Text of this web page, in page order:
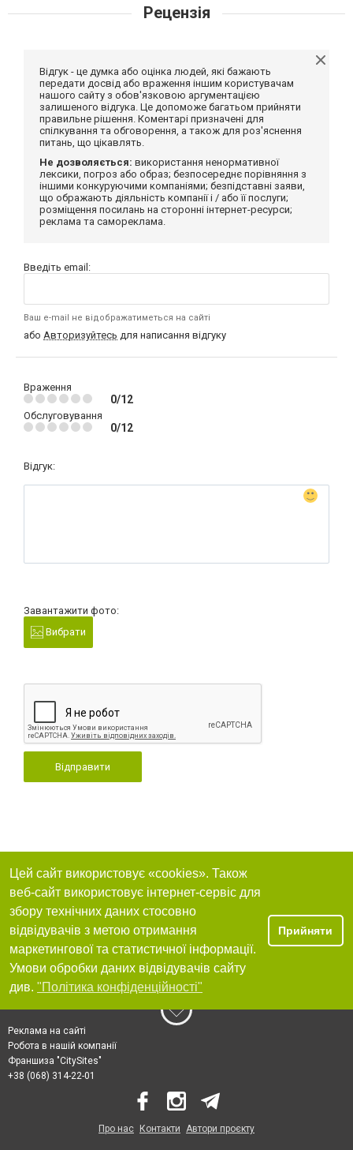
Рецензія
Відгук - це думка або оцінка людей, які бажають
передати досвід або враження іншим користувачам
нашого сайту з обов'язковою аргументацією
залишеного відгука. Це допоможе багатьом прийняти
правильне рішення. Коментарі призначені для
спілкування та обговорення, а також для роз'яснення
питань, що цікавлять.
Не дозволяється: використання ненормативної
лексики, погроз або образ; безпосереднє порівняння з
іншими конкуруючими компаніями; безпідставні заяви,
що ображають діяльність компанії і / або її послуги;
розміщення посилань на сторонні інтернет-ресурси;
реклама та самореклама.
Введіть email:
Ваш e-mail не відображатиметься на сайті
або Авторизуйтесь для написання відгуку
Враження
0/12
Обслуговування
0/12
Відгук:
Завантажити фото:
Вибрати
Відправити
Цей сайт використовує «cookies». Також
веб-сайт використовує інтернет-сервіс для
збору технічних даних стосовно
відвідувачів з метою отримання
маркетингової та статистичної інформації.
Умови обробки даних відвідувачів сайту
див. "Політика конфіденційності"
Прийняти
Реклама на сайті
Робота в нашій компанії
Франшиза "CitySites"
+38 (068) 314-22-01
Про нас Контакти Автори проєкту